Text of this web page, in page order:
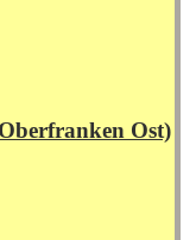
Ost)